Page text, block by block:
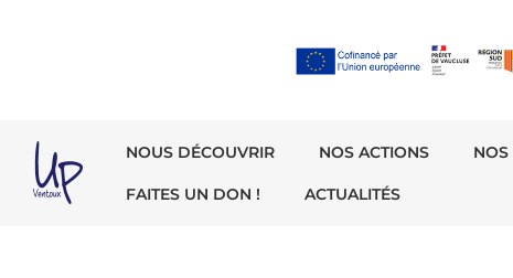
NOUS DÉCOUVRIR NOS ACTIONS NOS
FAITES UN DON ! ACTUALITÉS